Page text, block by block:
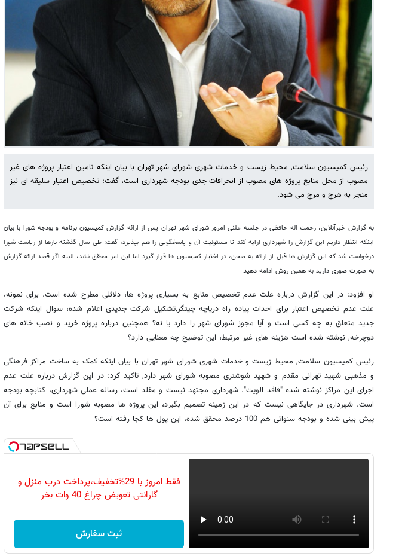
رئیس کمیسیون سلامت, محیط زیست و خدمات شهری شورای شهر تهران با بیان اینکه تامین اعتبار پروژه های غیر
مصوب از محل منابع پروژه های مصوب از انحرافات جدی بودجه شهرداری است، گفت: تخصیص اعتبار سلیقه ای نیز
منجر به هرج و مرج می شود.
به گزارش خبرآنلاین، رحمت اله حافظی در جلسه علنی امروز شورای شهر تهران پس از ارائه گزارش کمیسیون برنامه و بودجه شورا با بیان
اینکه انتظار داریم این گزارش را شهرداری ارایه کند تا مسئولیت آن و پاسخگویی را هم بپذیرد، گفت: طی سال گذشته بارها از ریاست شورا
درخواست شد که این گزارش ها قبل از ارائه به صحن، در اختیار کمیسیون ها قرار گیرد اما این امر محقق نشد، البته اگر قصد ارائه گزارش
به صورت صوری دارید به همین روش ادامه دهید.
او افزود: در این گزارش درباره علت عدم تخصیص منابع به بسیاری پروژه ها، دلائلی مطرح شده است. برای نمونه،
علت عدم تخصیص اعتبار برای احداث پیاده راه دریاچه چیتگر,تشکیل شرکت جدیدی اعلام شده، سوال اینکه شرکت
جدید متعلق به چه کسی است و آیا مجوز شورای شهر را دارد یا نه؟ همچنین درباره پروژه خرید و نصب خانه های
دوچرخه, نوشته شده است هزینه های غیر مرتبط، این توضیح چه معنایی دارد؟
رئیس کمیسیون سلامت, محیط زیست و خدمات شهری شورای شهر تهران با بیان اینکه کمک به ساخت مراکز فرهنگی
و مذهبی شهید تهرانی مقدم و شهید شوشتری مصوبه شورای شهر دارد, تاکید کرد: در این گزارش درباره علت عدم
اجرای این مراکز نوشته شده "فاقد الویت". شهرداری مجتهد نیست و مقلد است، رساله عملی شهرداری، کتابچه بودجه
است. شهرداری در جایگاهی نیست که در این زمینه تصمیم بگیرد، این پروژه ها مصوبه شورا است و منابع برای آن
پیش بینی شده و بودجه سنواتی هم 100 درصد محقق شده، این پول ها کجا رفته است؟
فقط امروز با 29%تخفیف،پرداخت درب منزل و
گارانتی تعویض چراغ 40 وات بخر
ثبت سفارش